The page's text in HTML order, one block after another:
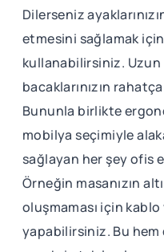
Dilerseniz
etmesini sağlamak
kullanabilirsiniz.
bacaklarınızın
Bununla birlikte
mobilya seçimiyle
sağlayan her şey ofis
Örneğin masanızın
oluşmaması için
yapabilirsiniz. Bu hem